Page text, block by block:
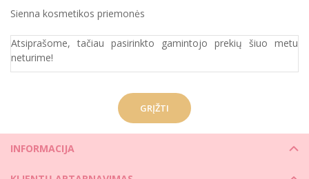
Sienna kosmetikos priemonės
Atsiprašome, tačiau pasirinkto gamintojo prekių šiuo metu
neturime!
GRĮŽTI
INFORMACIJA